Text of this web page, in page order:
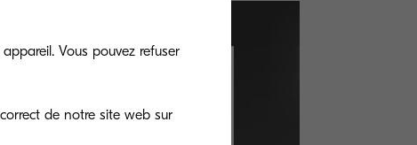
Vous pouvez refuser
de notre site web sur